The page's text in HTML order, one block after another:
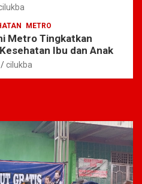
METRO
Metro Tingkatkan
Ibu dan Anak
cilukba